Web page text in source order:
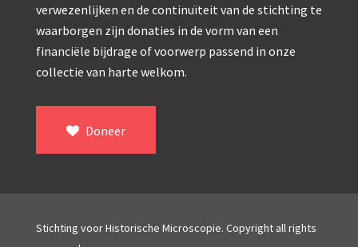
Reichert (ca. 1925)
Winkel, statief BTC (1955-1957)
ROW, schoolmicroscoop (1955-1965)
verwezenlijken en de continuïteit van de stichting te
waarborgen zijn donaties in de vorm van een
financiële bijdrage of voorwerp passend in onze
collectie van harte welkom.
Doneer
Stichting voor Historische Microscopie. Copyright all rights